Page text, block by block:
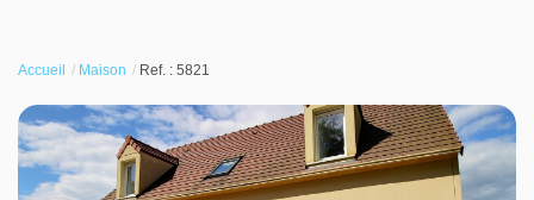
Vendre
Louer
Nos agences
Accueil Maison Ref. : 5821